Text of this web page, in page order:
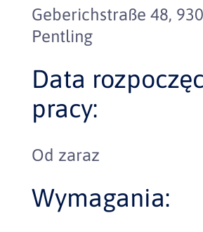
Geberichstraße 48,
Pentling
Data
pracy:
Od zaraz
Wymagania: